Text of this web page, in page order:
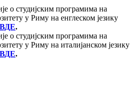
о студијским програмима на
у Риму на енглеском језику
.
о студијским програмима на
у Риму на италијанском језику
.